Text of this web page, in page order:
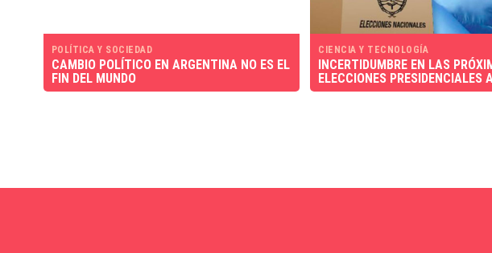
POLÍTICA Y SOCIEDAD
CAMBIO POLÍTICO EN ARGENTINA NO ES EL
FIN DEL MUNDO
CIENCIA Y TECNOLOGÍA
INCERTIDUMBRE EN LAS
ELECCIONES PRESIDENCIALES